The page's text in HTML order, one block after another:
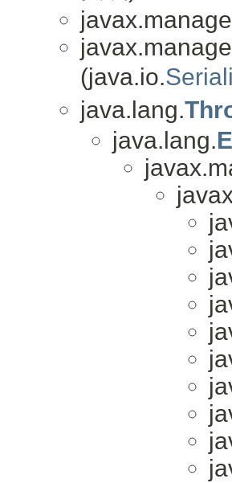
(java.io.
java.lang.
java.lang.